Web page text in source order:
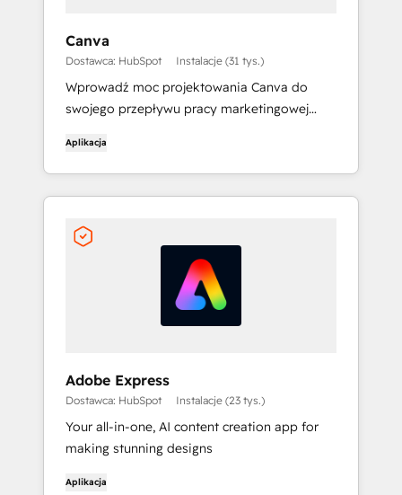
Canva
Dostawca: HubSpot Instalacje (31 tys.)
Wprowadź moc projektowania Canva do
swojego przepływu pracy marketingowej
Aplikacja
Adobe Express
Dostawca: HubSpot Instalacje (23 tys.)
Your all-in-one, AI content creation app for
making stunning designs
Aplikacja